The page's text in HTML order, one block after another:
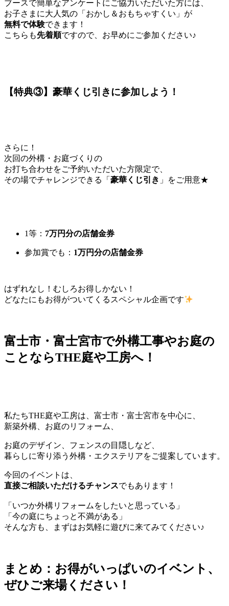
ブースで簡単なアンケートにご協力いただいた方には、
お子さまに大人気の「おかし＆おもちゃすくい」が
無料で体験できます！
こちらも先着順ですので、お早めにご参加ください♪
【特典③】豪華くじ引きに参加しよう！
さらに！
次回の外構・お庭づくりの
お打ち合わせをご予約いただいた方限定で、
その場でチャレンジできる「 豪華くじ引き 」をご用意★
1等： 7万円分の店舗金券
参加賞でも： 1万円分の店舗金券
はずれなし！むしろお得しかない！
どなたにもお得がついてくるスペシャル企画です
富士市・富士宮市で外構工事やお庭の
ことならTHE庭や工房へ！
私たちTHE庭や工房は、富士市・富士宮市を中心に、
新築外構、お庭のリフォーム、
お庭のデザイン、フェンスの目隠しなど、
暮らしに寄り添う外構・エクステリアをご提案しています。
今回のイベントは、
直接ご相談いただけるチャンスでもあります！
「いつか外構リフォームをしたいと思っている」
「今の庭にちょっと不満がある」
そんな方も、まずはお気軽に遊びに来てみてください♪
まとめ：お得がいっぱいのイベント、
ぜひご来場ください！